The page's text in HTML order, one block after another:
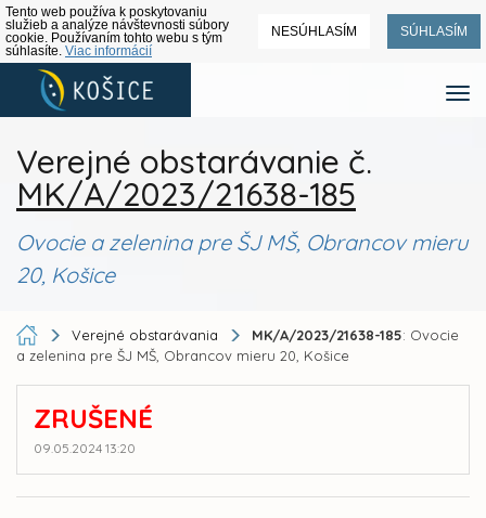
Tento web používa k poskytovaniu
služieb a analýze návštevnosti súbory
cookie. Používaním tohto webu s tým
súhlasíte. Viac informácií
NESÚHLASÍM SÚHLASÍM
Verejné obstarávanie č.
MK/A/2023/21638-185
Ovocie a zelenina pre ŠJ MŠ, Obrancov mieru
20, Košice
Verejné obstarávania MK/A/2023/21638-185: Ovocie
a zelenina pre ŠJ MŠ, Obrancov mieru 20, Košice
ZRUŠENÉ
09.05.2024 13:20